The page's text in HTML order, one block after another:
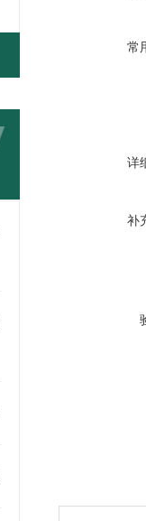
常
详
补